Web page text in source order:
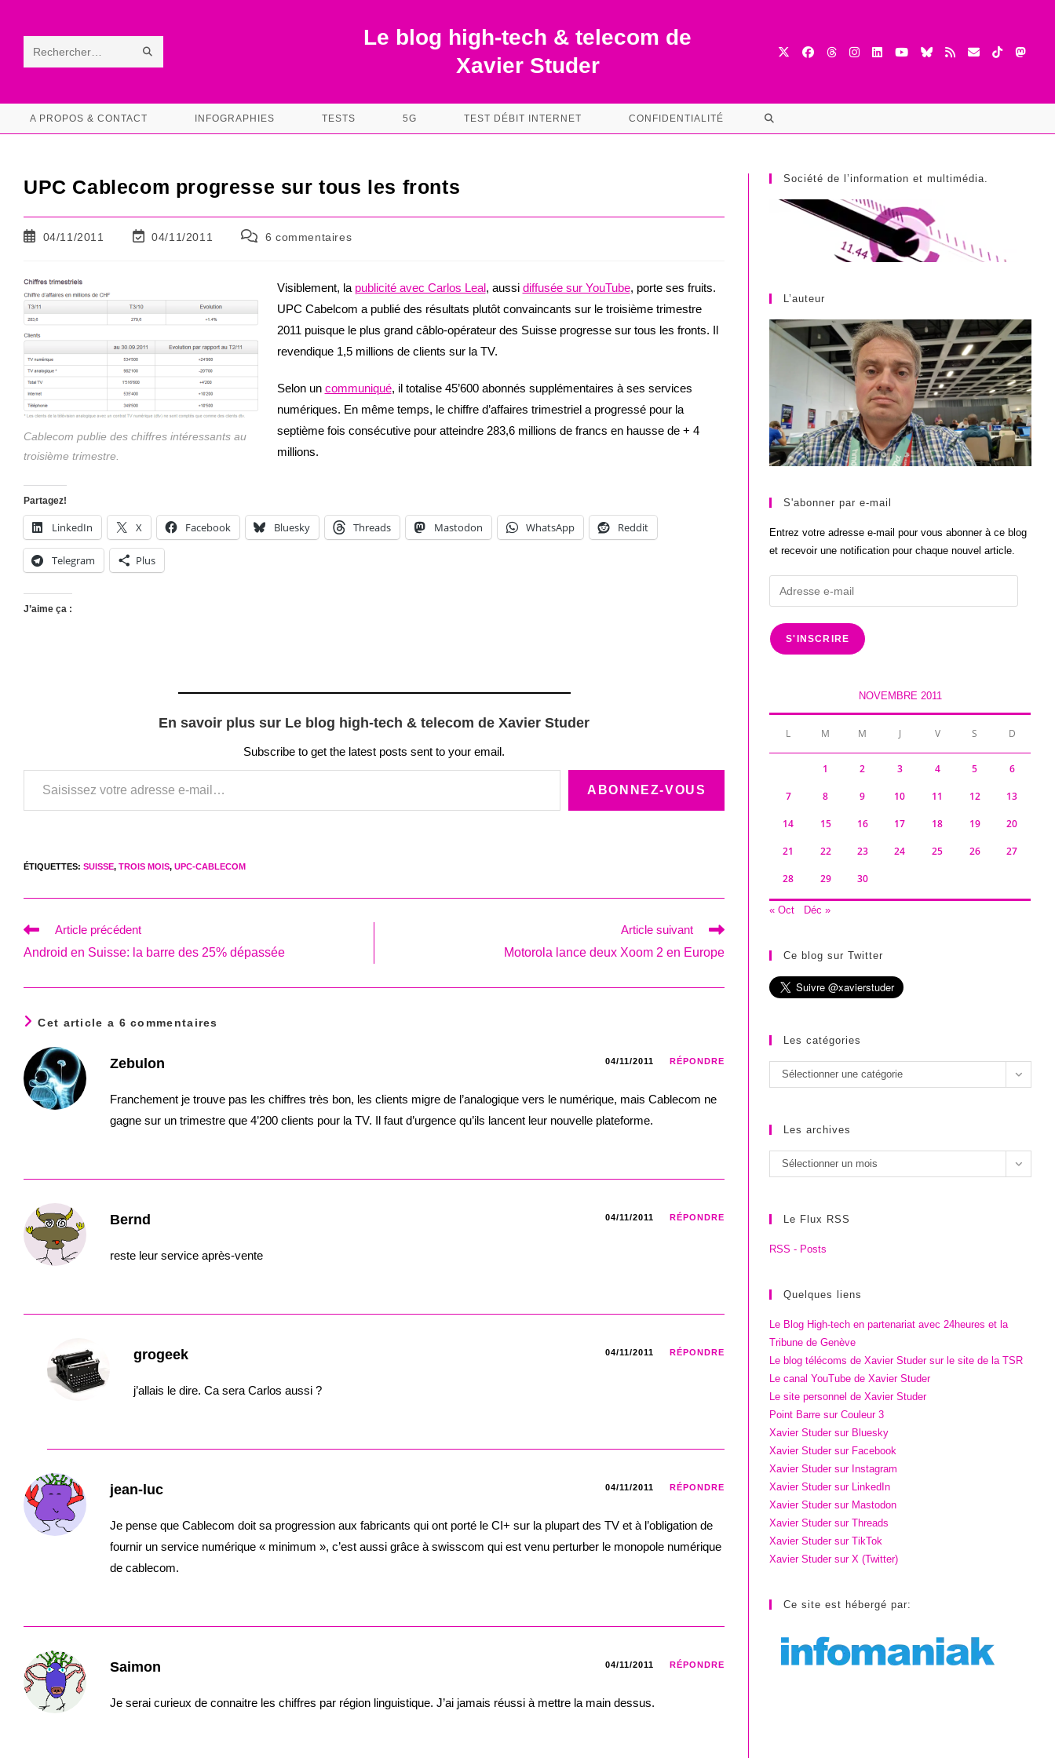
contentRechercher
ce RECHERCHE
Le blog high-tech & telecom de
Xavier Studer
A PROPOS & CONTACT INFOGRAPHIES TESTS 5G TEST DÉBIT INTERNET CONFIDENTIALITÉ TOGGLE
SEARCH
UPC Cablecom progresse sur tous les fronts
Publication
04/11/2011
Dernière
04/11/2011
Commentaires
6 commentaires
Cablecom publie des chiffres intéressants au
troisième trimestre.
Visiblement, la publicité avec Carlos Leal, aussi diffusée sur YouTube, porte ses fruits.
UPC Cabelcom a publié des résultats plutôt convaincants sur le troisième trimestre
2011 puisque le plus grand câblo-opérateur des Suisse progresse sur tous les fronts. Il
revendique 1,5 millions de clients sur la TV.
Selon un communiqué, il totalise 45’600 abonnés supplémentaires à ses services
numériques. En même temps, le chiffre d’affaires trimestriel a progressé pour la
septième fois consécutive pour atteindre 283,6 millions de francs en hausse de + 4
millions.
Partagez!
LinkedIn X Facebook Bluesky Threads Mastodon WhatsApp Reddit
Telegram Plus
J’aime ça :
En savoir plus sur Le blog high-tech & telecom de Xavier Studer
Subscribe to get the latest posts sent to your email.
Saisissez votre adresse e-mail…
ABONNEZ-VOUS
ÉTIQUETTES: SUISSE, TROIS MOIS, UPC-CABLECOM
Read
articles
Article précédent
Android en Suisse: la barre des 25% dépassée
Article suivant
Motorola lance deux Xoom 2 en Europe
Cet article a 6 commentaires
Zebulon 04/11/2011 RÉPONDRE
Franchement je trouve pas les chiffres très bon, les clients migre de l’analogique vers le numérique, mais Cablecom ne
gagne sur un trimestre que 4’200 clients pour la TV. Il faut d’urgence qu’ils lancent leur nouvelle plateforme.
Bernd 04/11/2011 RÉPONDRE
reste leur service après-vente
grogeek 04/11/2011 RÉPONDRE
j’allais le dire. Ca sera Carlos aussi ?
jean-luc 04/11/2011 RÉPONDRE
Je pense que Cablecom doit sa progression aux fabricants qui ont porté le CI+ sur la plupart des TV et à l’obligation de
fournir un service numérique « minimum », c’est aussi grâce à swisscom qui est venu perturber le monopole numérique
de cablecom.
Saimon 04/11/2011 RÉPONDRE
Je serai curieux de connaitre les chiffres par région linguistique. J’ai jamais réussi à mettre la main dessus.
Société de l’information et multimédia.
L’auteur
S'abonner par e-mail
Entrez votre adresse e-mail pour vous abonner à ce blog
et recevoir une notification pour chaque nouvel article.
Adresse
e-
mail
S'INSCRIRE
NOVEMBRE 2011
L M M J V S D
1 2 3 4 5 6
7 8 9 10 11 12 13
14 15 16 17 18 19 20
21 22 23 24 25 26 27
28 29 30
« Oct Déc »
Ce blog sur Twitter
Les catégories
Les
catégories
Sélectionner une catégorie
Les archives
Les
archives
Sélectionner un mois
Le Flux RSS
RSS - Posts
Quelques liens
Le Blog High-tech en partenariat avec 24heures et la
Tribune de Genève
Le blog télécoms de Xavier Studer sur le site de la TSR
Le canal YouTube de Xavier Studer
Le site personnel de Xavier Studer
Point Barre sur Couleur 3
Xavier Studer sur Bluesky
Xavier Studer sur Facebook
Xavier Studer sur Instagram
Xavier Studer sur LinkedIn
Xavier Studer sur Mastodon
Xavier Studer sur Threads
Xavier Studer sur TikTok
Xavier Studer sur X (Twitter)
Ce site est hébergé par: